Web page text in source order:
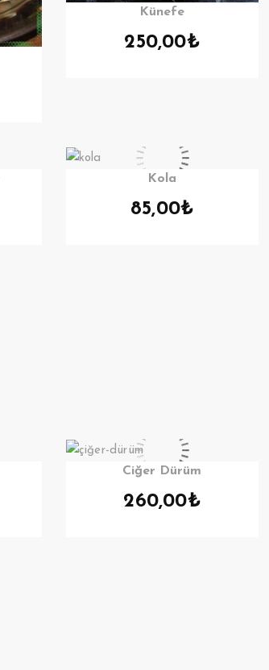
Künefe
250,00₺
Kola
85,00₺
Ciğer Dürüm
260,00₺